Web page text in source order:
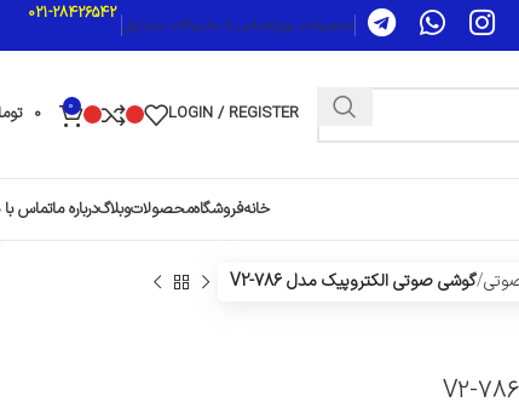
محصولات ویژهتماس با ماسوالات متداول
021-28426542
LOGIN / REGISTER
0
0
خانهفروشگاهمحصولاتوبلاگدرباره ماتماس با
گوشی صوتی الکتروپیک مدل V2-786